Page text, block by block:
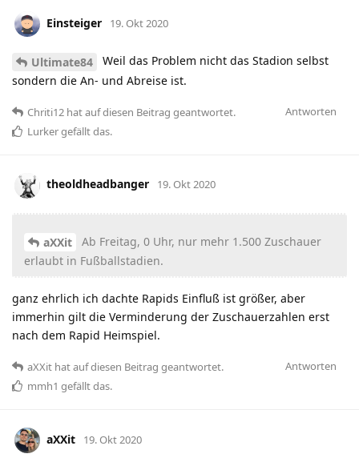
Einsteiger 19. Okt 2020
Ultimate84
Weil das Problem nicht das Stadion selbst
sondern die An- und Abreise ist.
Antworten
Chriti12 hatauf diesen Beitrag geantwortet.
Lurkergefällt das.
theoldheadbanger 19. Okt 2020
aXXit
Ab Freitag, 0 Uhr, nur mehr 1.500 Zuschauer
erlaubt in Fußballstadien.
ganz ehrlich ich dachte Rapids Einfluß ist größer, aber
immerhin gilt die Verminderung der Zuschauerzahlen erst
nach dem Rapid Heimspiel.
Antworten
aXXit hatauf diesen Beitrag geantwortet.
mmh1 gefällt das.
aXXit 19. Okt 2020